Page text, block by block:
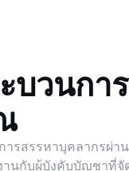
บวนกา
รสรรหาบุคลากรผ่า
นกับผู้บังคับบัญชาที่จั